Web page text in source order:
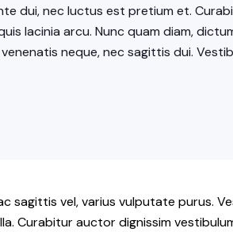
dui, nec luctus est pretium et.
lacinia arcu. Nunc quam diam,
neque, nec sagittis dui.
sagittis vel, varius vulputate purus.
Curabitur auctor dignissim